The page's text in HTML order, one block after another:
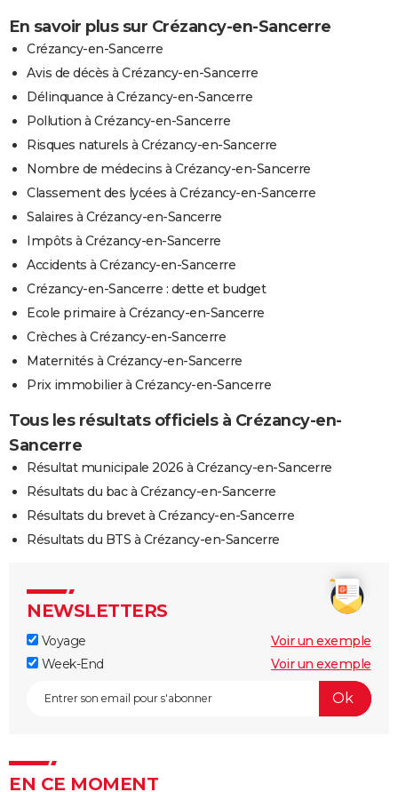
En savoir plus sur Crézancy-en-Sancerre
Crézancy-en-Sancerre
Avis de décès à Crézancy-en-Sancerre
Délinquance à Crézancy-en-Sancerre
Pollution à Crézancy-en-Sancerre
Risques naturels à Crézancy-en-Sancerre
Nombre de médecins à Crézancy-en-Sancerre
Classement des lycées à Crézancy-en-Sancerre
Salaires à Crézancy-en-Sancerre
Impôts à Crézancy-en-Sancerre
Accidents à Crézancy-en-Sancerre
Crézancy-en-Sancerre : dette et budget
Ecole primaire à Crézancy-en-Sancerre
Crèches à Crézancy-en-Sancerre
Maternités à Crézancy-en-Sancerre
Prix immobilier à Crézancy-en-Sancerre
Tous les résultats officiels à Crézancy-en-
Sancerre
Résultat municipale 2026 à Crézancy-en-Sancerre
Résultats du bac à Crézancy-en-Sancerre
Résultats du brevet à Crézancy-en-Sancerre
Résultats du BTS à Crézancy-en-Sancerre
NEWSLETTERS
Voyage
Voir un exemple
Week-End
Voir un exemple
EN CE MOMENT